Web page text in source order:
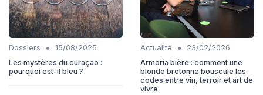
Dossiers •
15/08/2025
Les mystères du curaçao :
pourquoi est-il bleu ?
Actualité •
23/02/2026
Armoria bière : comment une
blonde bretonne bouscule les
codes entre vin, terroir et art de
vivre